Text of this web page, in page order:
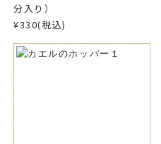
分入り）
¥330(税込)